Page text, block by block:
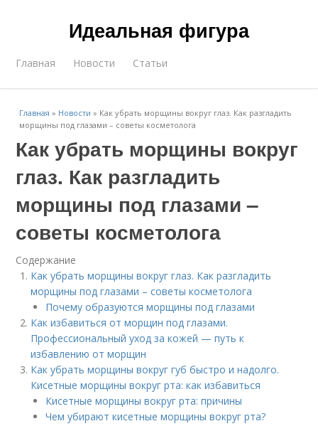
Идеальная фигура
Главная Новости Статьи
Главная » Новости » Как убрать морщины вокруг глаз. Как разгладить
морщины под глазами – советы косметолога
Как убрать морщины вокруг
глаз. Как разгладить
морщины под глазами –
советы косметолога
Содержание
Как убрать морщины вокруг глаз. Как разгладить
морщины под глазами – советы косметолога
Почему образуются морщины под глазами
Как избавиться от морщин под глазами.
Профессиональный уход за кожей — путь к
избавлению от морщин
Как убрать морщины вокруг губ быстро и надолго.
Кисетные морщины вокруг рта: как избавиться
Кисетные морщины вокруг рта: причины
Чем убирают кисетные морщины вокруг рта?